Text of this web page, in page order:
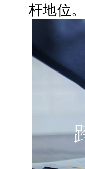
杆地位。